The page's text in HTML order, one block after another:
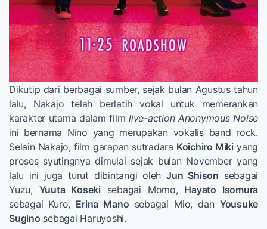
Dikutip dari berbagai sumber, sejak bulan Agustus tahun
lalu, Nakajo telah berlatih vokal untuk memerankan
karakter utama dalam film live-action Anonymous Noise
ini bernama Nino yang merupakan vokalis band rock.
Selain Nakajo, film garapan sutradara Koichiro Miki yang
proses syutingnya dimulai sejak bulan November yang
lalu ini juga turut dibintangi olehJun Shison sebagai
Yuzu, Yuuta Koseki sebagai Momo, Hayato Isomura
sebagai Kuro, Erina Mano sebagai Mio, dan Yousuke
Sugino sebagai Haruyoshi.